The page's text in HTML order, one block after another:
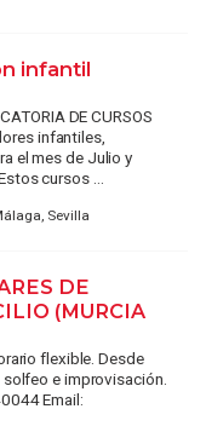
infantil
DE CURSOS
infantiles,
el mes de Julio y
cursos ...
Sevilla
DE
(MURCIA
flexible. Desde
solfeo e improvisación.
Email: